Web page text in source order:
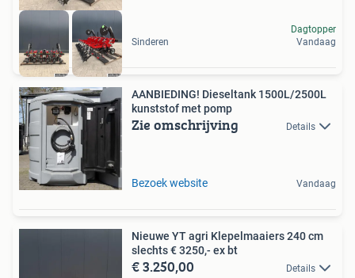
Sinderen
Dagtopper
Vandaag
AANBIEDING! Dieseltank 1500L/2500L
kunststof met pomp
Zie omschrijving Details
Bezoek website Vandaag
Nieuwe YT agri Klepelmaaiers 240 cm
slechts € 3250,- ex bt
€ 3.250,00 Details